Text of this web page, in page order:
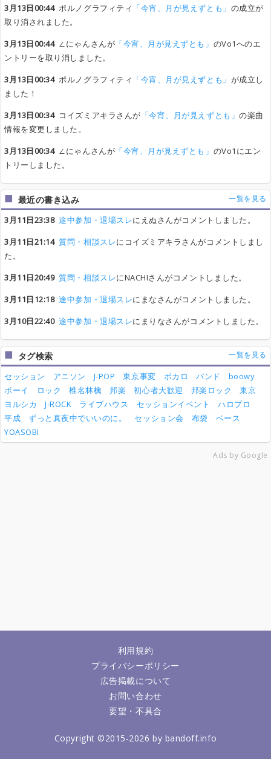
3月13日00:44ポルノグラフィティ 「今宵、月が見えずとも」 の成立が
取り消されました。
3月13日00:44∠にゃんさんが 「今宵、月が見えずとも」 のVo1へのエ
ントリーを取り消しました。
3月13日00:34ポルノグラフィティ 「今宵、月が見えずとも」 が成立し
ました！
3月13日00:34コイズミアキラさんが 「今宵、月が見えずとも」の楽曲
情報を変更しました。
3月13日00:34∠にゃんさんが 「今宵、月が見えずとも」 のVo1にエン
トリーしました。
最近の書き込み 一覧を見る
3月11日23:38 途中参加・退場スレにえぬさんがコメントしました。
3月11日21:14 質問・相談スレにコイズミアキラさんがコメントしまし
た。
3月11日20:49 質問・相談スレにNACHIさんがコメントしました。
3月11日12:18 途中参加・退場スレにまなさんがコメントしました。
3月10日22:40 途中参加・退場スレにまりなさんがコメントしました。
タグ検索 一覧を見る
セッション アニソン J-POP 東京事変 ボカロ バンド
boowy
ボーイ
ロック 椎名林檎 邦楽 初心者大歓迎 邦楽ロック
東京
ヨルシカ
J-ROCK ライブハウス セッションイベント
ハロプロ
平成
ずっと真夜中でいいのに。 セッション会 布袋
ベース
YOASOBI
Ads by Google
利用規約
プライバシーポリシー
広告掲載について
お問い合わせ
要望・不具合
Copyright ©2015-2026 by bandoff.info